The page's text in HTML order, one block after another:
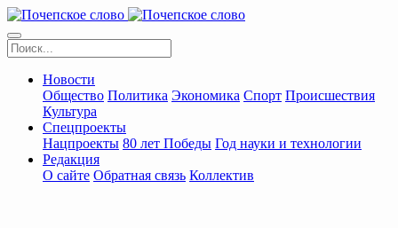
Новости
Общество Политика Экономика Спорт Происшествия
Культура
Спецпроекты
Нацпроекты 80 лет Победы Год науки и технологии
Редакция
О сайте Обратная связь Коллектив